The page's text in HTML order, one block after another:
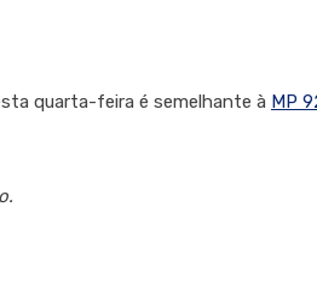
quarta-feira é semelhante à MP